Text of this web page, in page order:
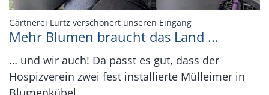
Gärtnerei Lurtz verschönert unseren Eingang:
Mehr Blumen braucht das Land ...
… und wir auch! Da passt es gut, dass der
Hospizverein zwei fest installierte Mülleimer in